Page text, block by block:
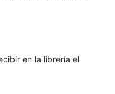
en la librería el